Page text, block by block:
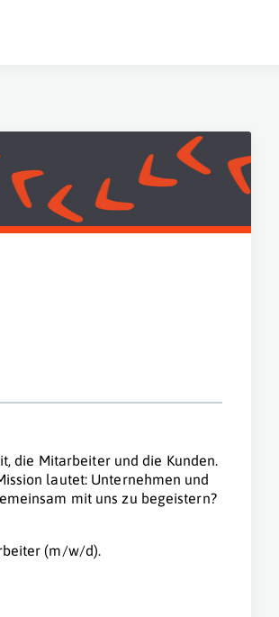
die Mitarbeiter und die Kunden.
lautet: Unternehmen und
mit uns zu begeistern?
(m/w/d).